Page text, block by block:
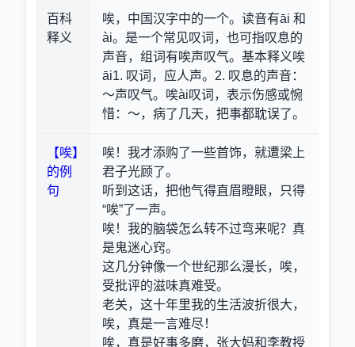
百科
释义
唉，中国汉字中的一个。读音有āi 和
ài。是一个常见叹词，也可指叹息的
声音，组词有唉声叹气。基本释义唉
āi1. 叹词，应人声。2. 叹息的声音：
～声叹气。唉ài叹词，表示伤感或惋
惜：～，病了几天，把事都耽误了。
【唉】
的例
句
唉！我才添购了一些首饰，就遭梁上
君子光顾了。
听到这话，把他气得直眉瞪眼，只得
“唉”了一声。
唉！我的脑袋怎么转不过弯来呢？真
是鬼迷心窍。
这几分钟像一个世纪那么漫长，唉，
受批评的滋味真难受。
老关，这十年里我的生活波折很大，
唉，真是一言难尽！
唉，真是好事多磨，张大妈和李教授